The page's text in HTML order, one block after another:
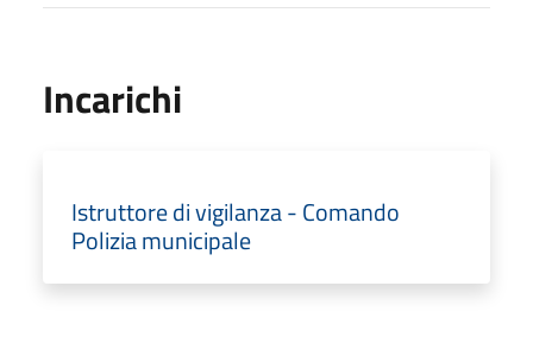
Incarichi
Istruttore di vigilanza - Comando
Polizia municipale